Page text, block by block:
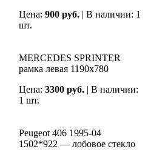
Цена: 900 руб. | В наличии: 1
шт.
MERCEDES SPRINTER
рамка левая 1190х780
Цена: 3300 руб. | В наличии:
1 шт.
Peugeot 406 1995-04
1502*922 — лобовое стекло